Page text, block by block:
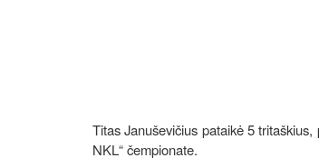
Titas Januševičius pataikė 5
NKL“ čempionate.